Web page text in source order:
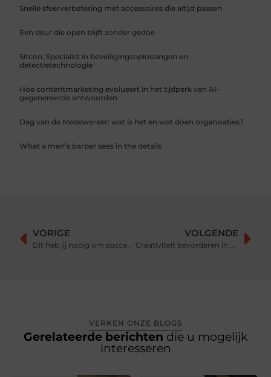
Snelle sfeerverbetering met accessoires die altijd passen
Een deur die open blijft zonder gedoe
Sitcon: Specialist in beveiligingsoplossingen en
detectietechnologie
Hoe contentmarketing evolueert in het tijdperk van AI-
gegenereerde antwoorden
Dag van de Medewerker: wat is het en wat doen organisaties?
What a men’s barber sees in the details
VORIGE
Dit heb jij nodig om succesvol te fietsen met een handicap!
VOLGENDE
Creativiteit bevorderen in de werkplek
VERKEN ONZE BLOGS
Gerelateerde berichten die u mogelijk
interesseren